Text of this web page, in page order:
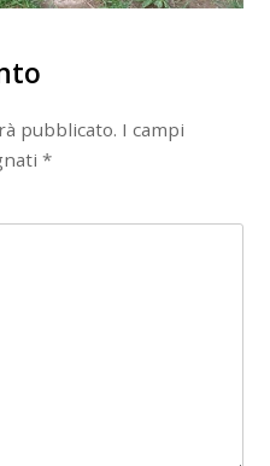
pubblicato. I campi
*